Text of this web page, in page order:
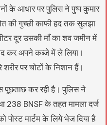
के आधार पर पुलिस ने पुष्प कुमार
की गुच्छी काफी हद तक सुलझा
दूर उसकी माँ का शव जमीन में
कर अपने कब्जे में ले लिया।
पर चोटों के निशान हैं।
पूछताछ कर रही है। पुलिस ने
238 BNSF के तहत मामला दर्ज
पोस्ट मार्टम के लिये भेज दिया है